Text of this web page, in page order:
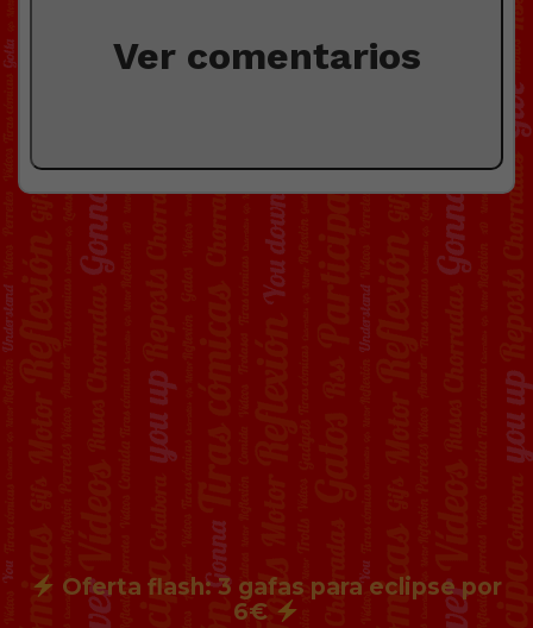
Ver comentarios
Oferta flash: 3 gafas para eclipse por
6€